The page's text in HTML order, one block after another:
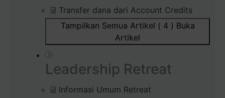
Transfer dana dari Account Credits
Tampilkan Semua Artikel ( 4 ) Buka
Artikel
Leadership Retreat
Informasi Umum Retreat